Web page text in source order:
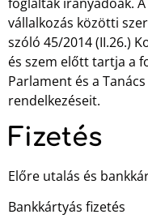
vállalkozás közötti
szóló 45/2014 (II.26.)
és szem előtt tartja a
Parlament és a
rendelkezéseit.
Fizetés
Előre utalás és
Bankkártyás fizetés